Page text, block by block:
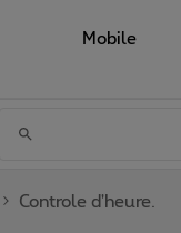
Mobile
Controle d'heure.